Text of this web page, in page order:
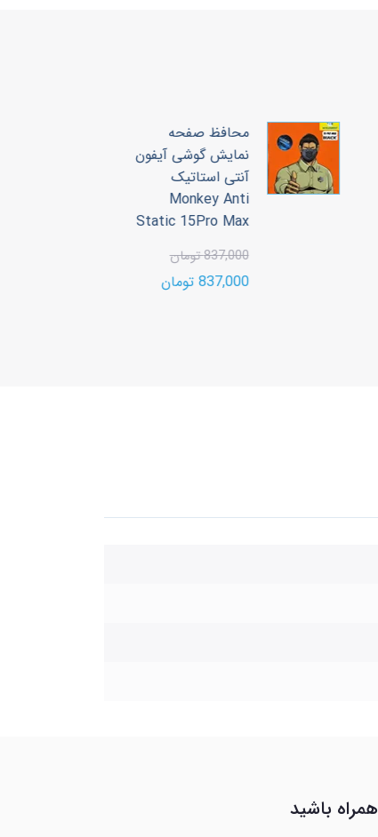
محافظ صفحه
نمایش گوشی آیفون
آنتی استاتیک
Monkey Anti
Static 15Pro Max
837,000 تومان
837,000 تومان
باشید